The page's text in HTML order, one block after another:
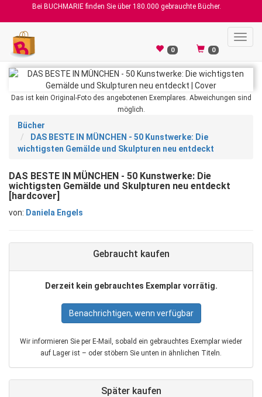
Bei BUCHMARIE finden Sie über 180.000 gebrauchte Bücher.
0 0
Das ist kein Original-Foto des angebotenen Exemplares. Abweichungen sind
möglich.
Bücher
DAS BESTE IN MÜNCHEN - 50 Kunstwerke: Die
wichtigsten Gemälde und Skulpturen neu entdeckt
DAS BESTE IN MÜNCHEN - 50 Kunstwerke: Die
wichtigsten Gemälde und Skulpturen neu entdeckt
[hardcover]
von: Daniela Engels
Gebraucht kaufen
Derzeit kein gebrauchtes Exemplar vorrätig.
Benachrichtigen, wenn verfügbar
Wir informieren Sie per E‑Mail, sobald ein gebrauchtes Exemplar wieder
auf Lager ist – oder stöbern Sie unten in ähnlichen Titeln.
Später kaufen